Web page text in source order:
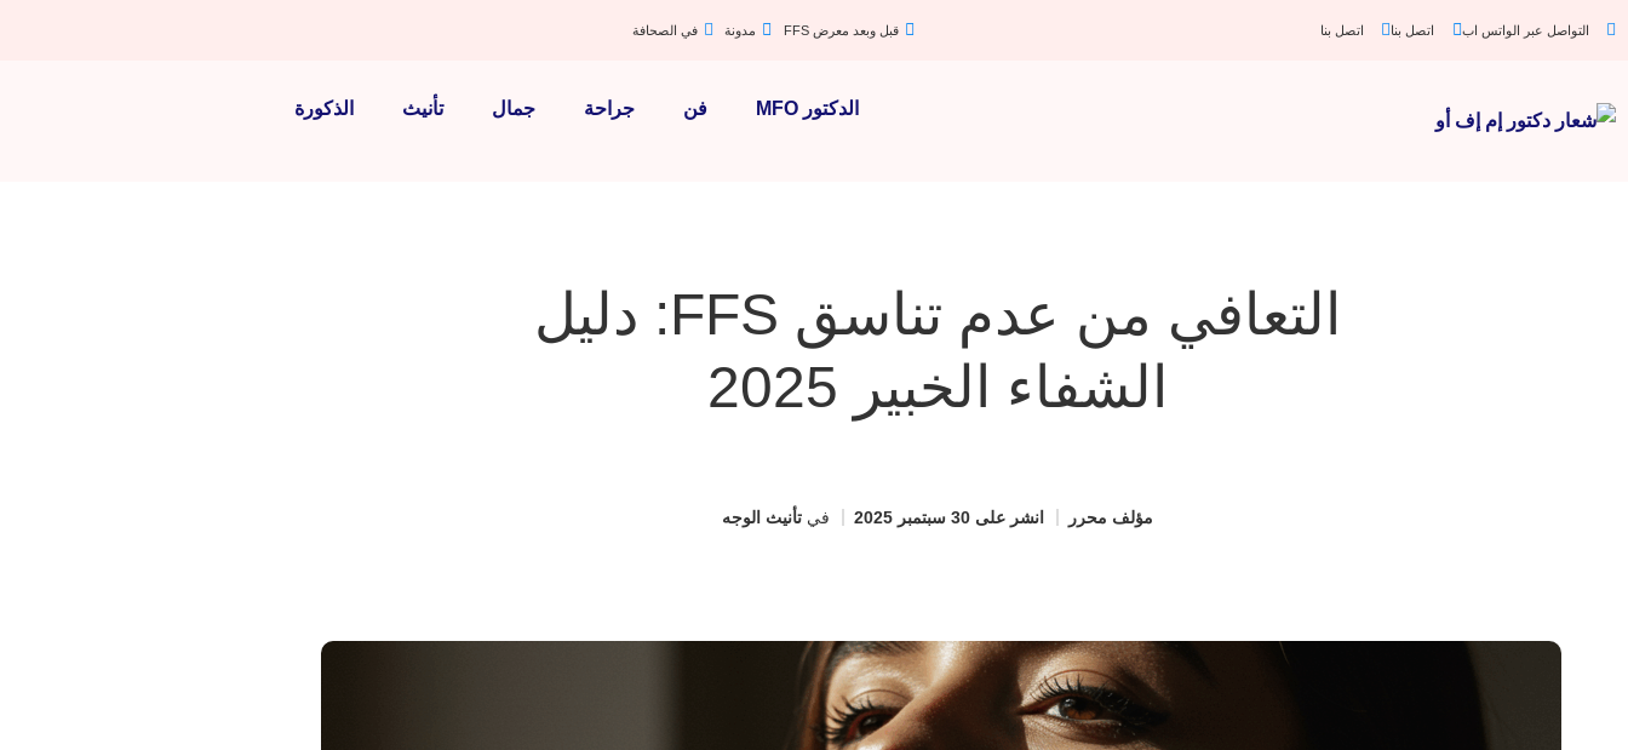
التواصل عبر الواتس اب اتصل بنا اتصل بنا قبل وبعد معرض FFS مدونة في الصحافة
الدكتور MFO فن جراحة جمال تأنيث الذكورة
التعافي من عدم تناسق FFS: دليل
الشفاء الخبير 2025
مؤلف محرر انشر على في تأنيث الوجه